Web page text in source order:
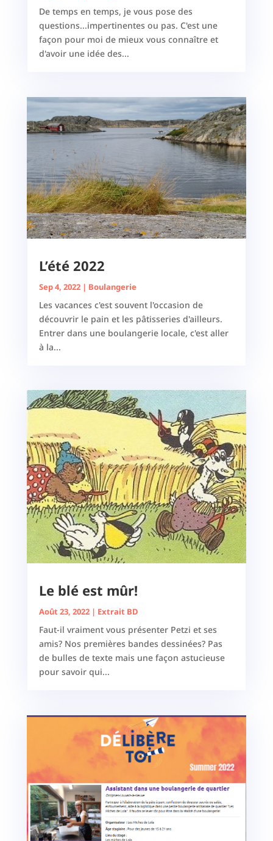
De temps en temps, je vous pose des
questions...impertinentes ou pas. C'est une
façon pour moi de mieux vous connaître et
d'avoir une idée des...
L’été 2022
Sep 4, 2022| Boulangerie
Les vacances c'est souvent l'occasion de
découvrir le pain et les pâtisseries d'ailleurs.
Entrer dans une boulangerie locale, c'est aller
à la...
Le blé est mûr!
Août 23, 2022| Extrait BD
Faut-il vraiment vous présenter Petzi et ses
amis? Nos premières bandes dessinées? Pas
de bulles de texte mais une façon astucieuse
pour savoir qui...